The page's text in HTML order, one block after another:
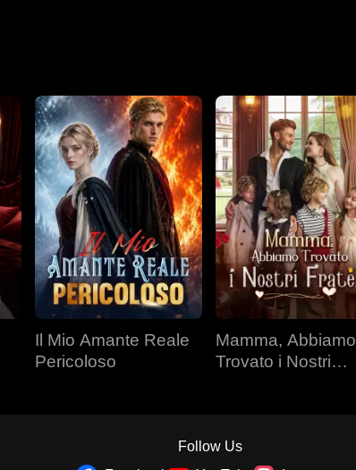
Il Mio Amante Reale
Pericoloso
Mamma, Abbiamo
Trovato i Nostri
Follow Us